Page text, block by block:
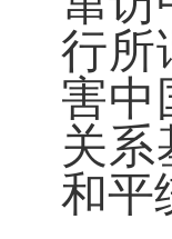
行所
害中
关系
和平